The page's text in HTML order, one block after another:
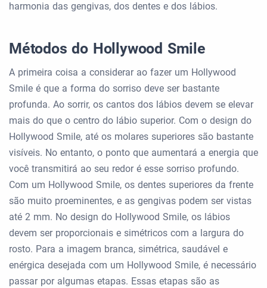
harmonia das gengivas, dos dentes e dos lábios.
Métodos do Hollywood Smile
A primeira coisa a considerar ao fazer um Hollywood
Smile é que a forma do sorriso deve ser bastante
profunda. Ao sorrir, os cantos dos lábios devem se elevar
mais do que o centro do lábio superior. Com o design do
Hollywood Smile, até os molares superiores são bastante
visíveis. No entanto, o ponto que aumentará a energia que
você transmitirá ao seu redor é esse sorriso profundo.
Com um Hollywood Smile, os dentes superiores da frente
são muito proeminentes, e as gengivas podem ser vistas
até 2 mm. No design do Hollywood Smile, os lábios
devem ser proporcionais e simétricos com a largura do
rosto. Para a imagem branca, simétrica, saudável e
enérgica desejada com um Hollywood Smile, é necessário
passar por algumas etapas. Essas etapas são as